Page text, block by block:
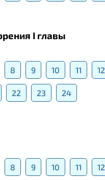
I главы
8 9 10 11 12
22 23 24
8 9 10 11 12